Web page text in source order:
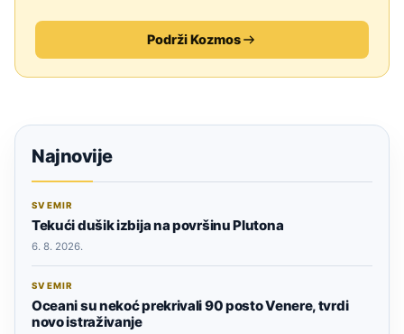
Podrži Kozmos
Najnovije
SVEMIR
Tekući dušik izbija na površinu Plutona
6. 8. 2026.
SVEMIR
Oceani su nekoć prekrivali 90 posto Venere, tvrdi
novo istraživanje